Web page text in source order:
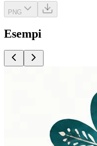
PNG
Esempi